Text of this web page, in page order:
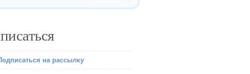
на рассылку